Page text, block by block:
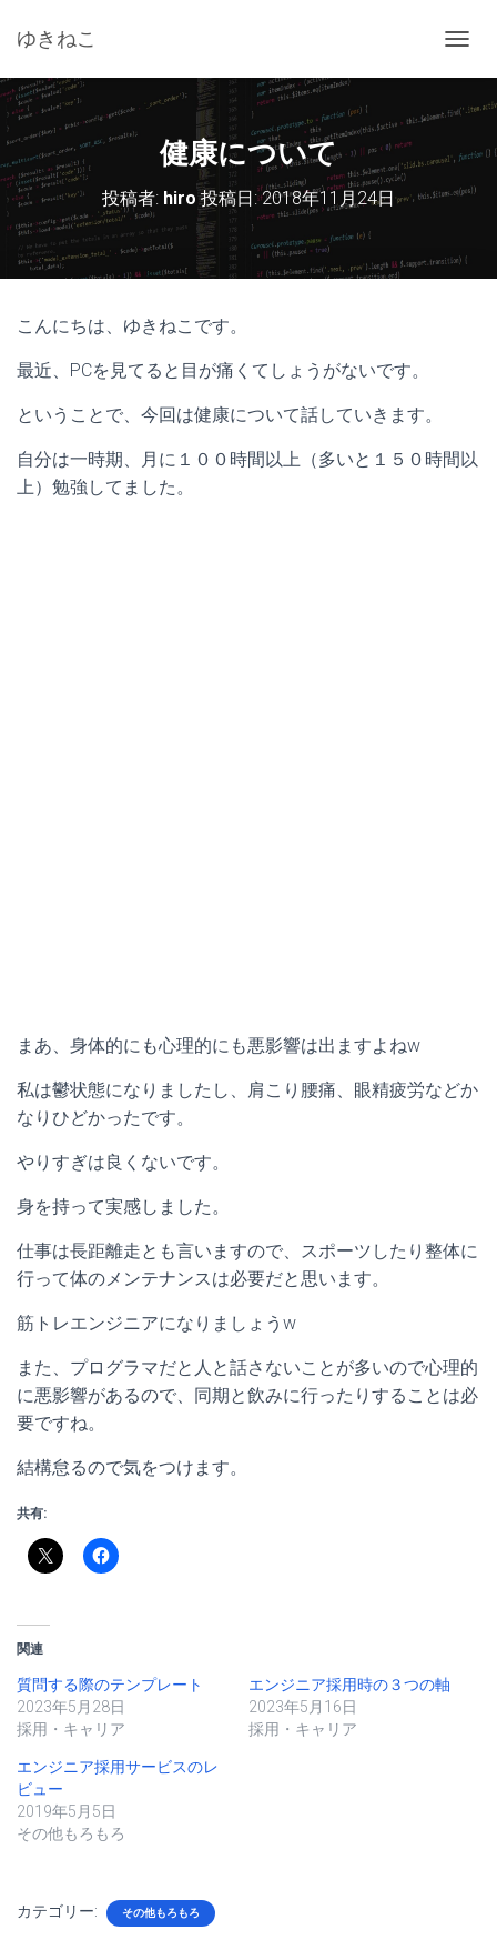
ゆきねこ
ビ
ー
ョ
替
健康について
投稿者: hiro投稿日:2018年11月24日
こんにちは、ゆきねこです。
最近、PCを見てると目が痛くてしょうがないです。
ということで、今回は健康について話していきます。
自分は一時期、月に１００時間以上（多いと１５０時間以
上）勉強してました。
まあ、身体的にも心理的にも悪影響は出ますよねw
私は鬱状態になりましたし、肩こり腰痛、眼精疲労などか
なりひどかったです。
やりすぎは良くないです。
身を持って実感しました。
仕事は長距離走とも言いますので、スポーツしたり整体に
行って体のメンテナンスは必要だと思います。
筋トレエンジニアになりましょうw
また、プログラマだと人と話さないことが多いので心理的
に悪影響があるので、同期と飲みに行ったりすることは必
要ですね。
結構怠るので気をつけます。
共有:
関連
質問する際のテンプレート
2023年5月28日
採用・キャリア
エンジニア採用時の３つの軸
2023年5月16日
採用・キャリア
エンジニア採用サービスのレ
ビュー
2019年5月5日
その他もろもろ
カテゴリー: その他もろもろ